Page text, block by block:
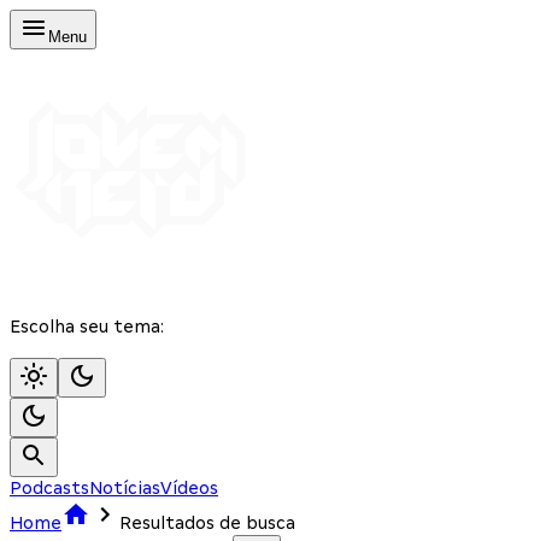
Menu
Escolha seu tema:
PodcastsNotíciasVídeos
Home
Resultados de busca